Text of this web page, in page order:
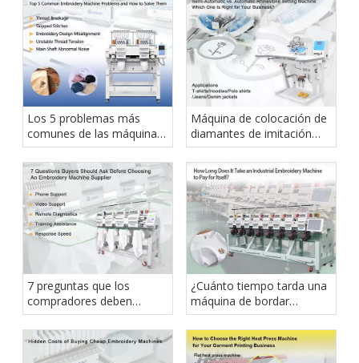
Los 5 problemas más
comunes de las máquinas
de bordar y cómo
resolverlos
Máquina de colocación de
diamantes de imitación
semiautomática o
automática: ¿cuál es la
adecuada para su
negocio?
7 preguntas que los
compradores deben
hacerse antes de elegir un
proveedor de máquinas de
bordar
¿Cuánto tiempo tarda una
máquina de bordar
industrial en amortizarse?